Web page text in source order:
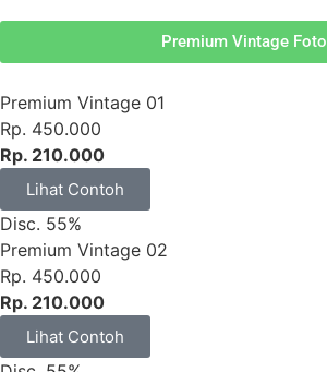
Premium Vintage Foto
Premium Vintage 01
Rp. 450.000
Rp. 210.000
Lihat Contoh
Disc. 55%
Premium Vintage 02
Rp. 450.000
Rp. 210.000
Lihat Contoh